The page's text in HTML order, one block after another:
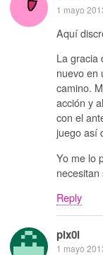
1 mayo
Aquí
La gracia
nuevo en
camino.
acción y
con el
juego así
Yo me lo
Reply
pix0l
1 mayo